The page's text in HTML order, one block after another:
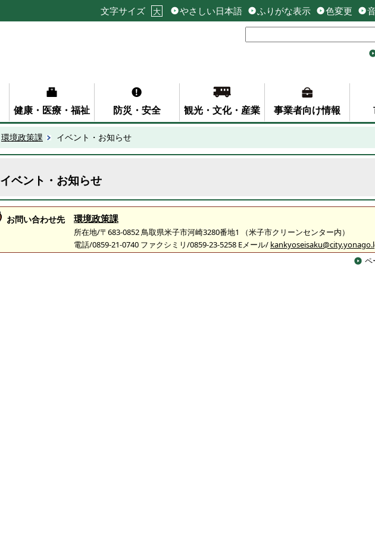
文字サイズ 大 やさしい日本語 ふりがな表示 色変更
健康・医療・福祉 防災・安全 観光・文化・産業 事業者向け情報
環境政策課 イベント・お知らせ
イベント・お知らせ
お問い合わせ先 環境政策課
所在地/〒683-0852 鳥取県米子市河崎3280番地1 （米子市クリーンセンター内）
電話/0859-21-0740 ファクシミリ/0859-23-5258 Eメール/
ペ